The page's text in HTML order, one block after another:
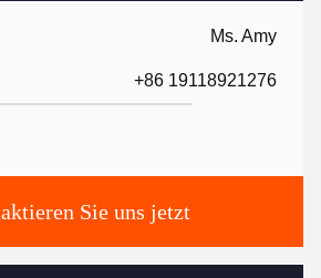
Ms. Amy
+86 19118921276
Sie uns jetzt